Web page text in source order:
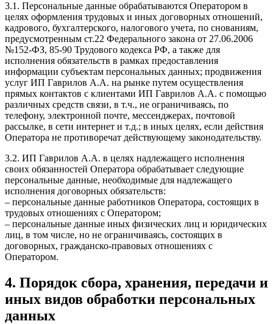
3.1. Персональные данные обрабатываются Оператором в
целях оформления трудовых и иных договорных отношений,
кадрового, бухгалтерского, налогового учета, по снованиям,
предусмотренным ст.22 Федерального закона от 27.06.2006
№152-ФЗ, 85-90 Трудового кодекса РФ, а также для
исполнения обязательств в рамках предоставления
информации субъектам персональных данных; продвижения
услуг ИП Гаврилов А.А. на рынке путем осуществления
прямых контактов с клиентами ИП Гаврилов А.А. с помощью
различных средств связи, в т.ч., не ограничиваясь, по
телефону, электронной почте, мессенджерах, почтовой
рассылке, в сети интернет и т.д.; в иных целях, если действия
Оператора не противоречат действующему законодательству.
3.2. ИП Гаврилов А.А. в целях надлежащего исполнения
своих обязанностей Оператора обрабатывает следующие
персональные данные, необходимые для надлежащего
исполнения договорных обязательств:
– персональные данные работников Оператора, состоящих в
трудовых отношениях с Оператором;
– персональные данные иных физических лиц и юридических
лиц, в том числе, но не ограничиваясь, состоящих в
договорных, гражданско-правовых отношениях с
Оператором.
4. Порядок сбора, хранения, передачи и
иных видов обработки персональных
данных